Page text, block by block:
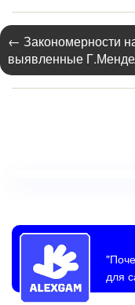
← Закономерности
выявленные
для